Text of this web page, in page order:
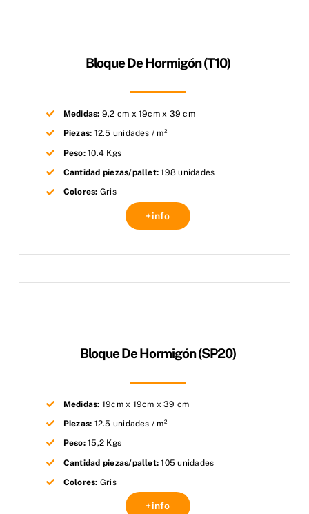
Bloque De Hormigón (T10)
Medidas: 9,2 cm x 19cm x 39 cm
Piezas: 12.5 unidades / m²
Peso:10.4 Kgs
Cantidad piezas/pallet: 198 unidades
Colores: Gris
+info
Bloque De Hormigón (SP20)
Medidas: 19cm x 19cm x 39 cm
Piezas: 12.5 unidades / m²
Peso:15,2 Kgs
Cantidad piezas/pallet: 105 unidades
Colores: Gris
+info